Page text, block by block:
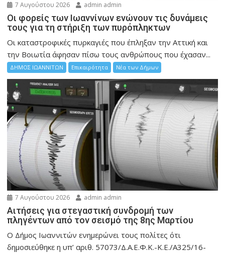
7 Αυγούστου 2026 admin admin
Οι φορείς των Ιωαννίνων ενώνουν τις δυνάμεις
τους για τη στήριξη των πυρόπληκτων
Οι καταστροφικές πυρκαγιές που έπληξαν την Αττική και
την Bοιωτία άφησαν πίσω τους ανθρώπους που έχασαν...
ΔΗΜΟΣ ΙΩΑΝΝΙΤΩΝ Επικαιρότητα Νέα των Δήμων
7 Αυγούστου 2026 admin admin
Αιτήσεις για στεγαστική συνδρομή των
πληγέντων από τον σεισμό της 8ης Μαρτίου
Ο Δήμος Ιωαννιτών ενημερώνει τους πολίτες ότι
δημοσιεύθηκε η υπ’ αριθ. 57073/Δ.Α.Ε.Φ.Κ.-Κ.Ε./Α325/16-